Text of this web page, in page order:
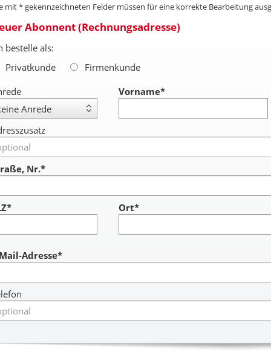
mit * gekennzeichneten Felder müssen für eine korrekte Bearbeitung
Abonnent (Rechnungsadresse)
bestelle als:
Privatkunde
Firmenkunde
Vorname*
Nr.*
Ort*
Adresse*